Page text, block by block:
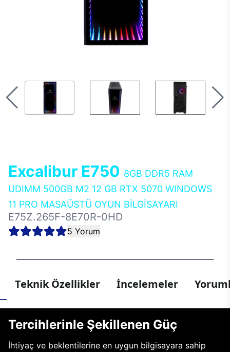
Excalibur E750 8GB DDR5 RAM
UDIMM 500GB M2 12 GB RTX 5070 WINDOWS
11 PRO MASAÜSTÜ OYUN BİLGİSAYARI
E75Z.265F-8E70R-0HD
5 Yorum
Teknik Özellikler İncelemeler
Tercihlerinle Şekillenen Güç
İhtiyaç ve beklentilerine en uygun bilgisayara sahip